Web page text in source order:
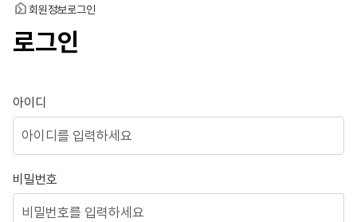
넷
접
수
센
동
홈 회원정보로그인
로그인
로그인
아이디
비밀번호